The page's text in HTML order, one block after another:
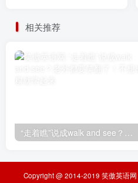
相关推荐
Copyright @ 2014-2019 笑傲英语网